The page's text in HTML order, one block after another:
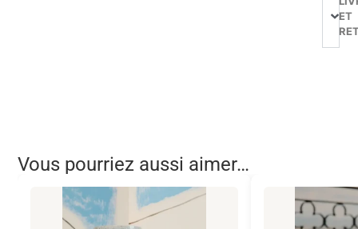
ET
Vous pourriez aussi aimer…